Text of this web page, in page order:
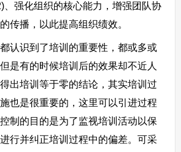
、强化组织的核心能力，增强团队协
的传播，以此提高组织绩效。
识到了培训的重要性，都或多或
是有的时候培训后的效果却不近人
出培训等于零的结论，其实培训过
也是很重要的，这里可以引进过程
制的目的是为了监视培训活动以保
行并纠正培训过程中的偏差。可采